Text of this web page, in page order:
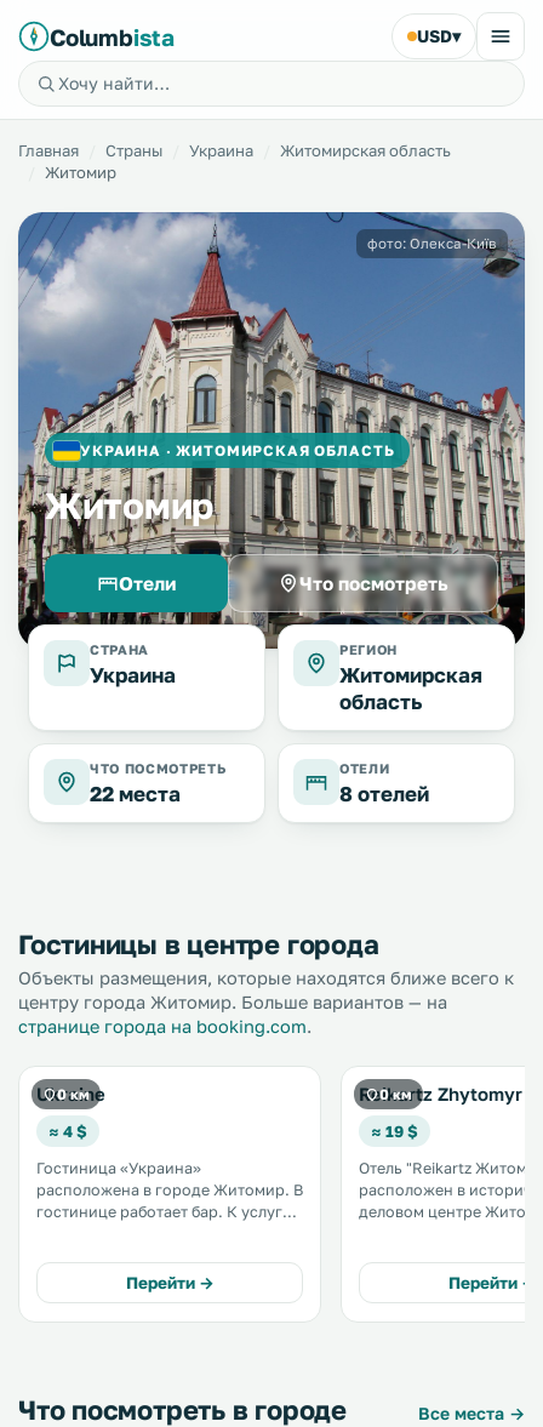
Columbista USD▾
Главная Страны Украина
Житомирская область
Житомир
УКРАИНА · ЖИТОМИРСКАЯ ОБЛАСТЬ
Житомир
Отели Что посмотреть
фото: Олекса-Київ
СТРАНА
Украина
РЕГИОН
Житомирская
область
ЧТО ПОСМОТРЕТЬ
22 места
ОТЕЛИ
8 отелей
Гостиницы в центре города
Объекты размещения, которые находятся ближе всего к
центру города Житомир. Больше вариантов — на
странице города на booking.com.
0 км
Ukraine
≈ 4 $
Гостиница «Украина»
расположена в городе Житомир. В
гостинице работает бар. К услугам
размещаются в номерах с
собственной ванной комнатой. .
Перейти →
0 км
Reikartz Zhytomyr
≈ 19 $
Отель "Reikartz
расположен в
деловом центре
бесплатную парковку. Соборная
площадь находится в 5
ходьбы от отеля. .
Перейти →
Что посмотреть в городе
Все места →